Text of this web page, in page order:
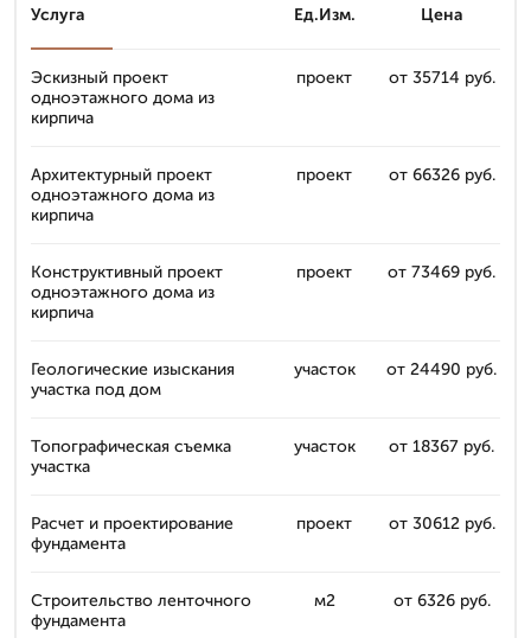
Услуга Ед.Изм. Цена
Эскизный проект
одноэтажного дома из
кирпича
проект от 35714 руб.
Архитектурный проект
одноэтажного дома из
кирпича
проект от 66326 руб.
Конструктивный проект
одноэтажного дома из
кирпича
проект от 73469 руб.
Геологические изыскания
участка под дом
участок от 24490 руб.
Топографическая съемка
участка
участок от 18367 руб.
Расчет и проектирование
фундамента
проект от 30612 руб.
Строительство ленточного
фундамента
м2 от 6326 руб.